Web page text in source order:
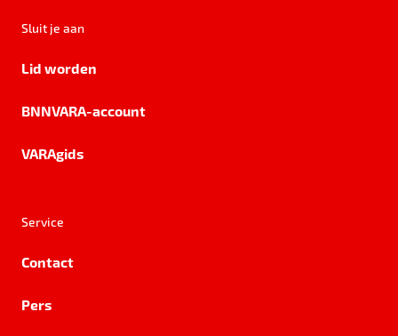
Sluit je aan
Lid worden
BNNVARA-account
VARAgids
Service
Contact
Pers